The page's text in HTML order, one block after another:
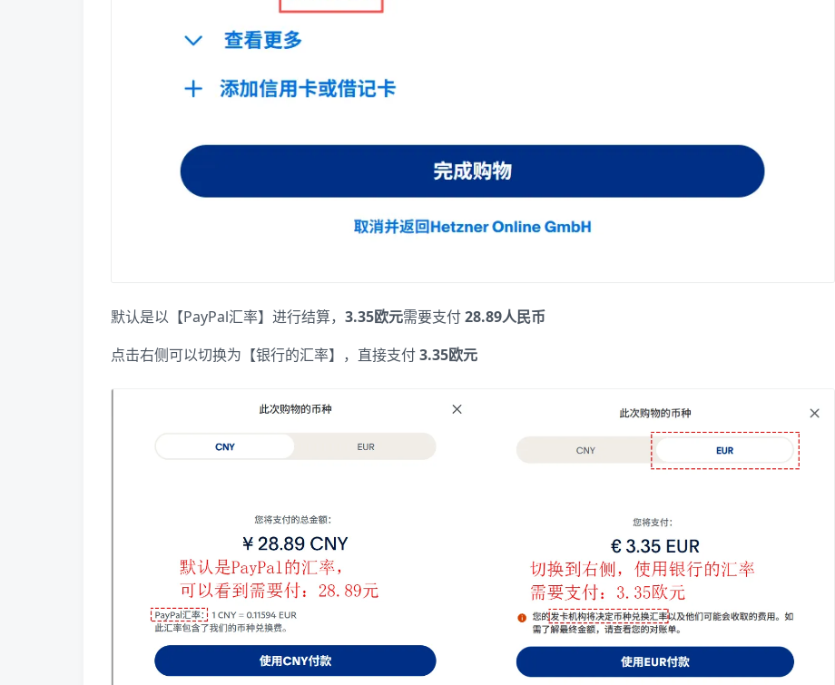
默认是以【PayPal汇率】进行结算， 3.35欧元需要支付28.89人民币
点击右侧可以切换为【银行的汇率】，直接支付3.35欧元